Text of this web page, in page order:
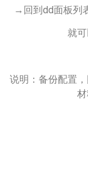
→回到dd面板列
就
说明：备份配置